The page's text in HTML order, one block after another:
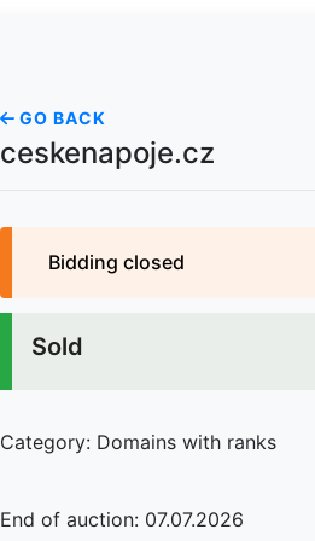
GO BACK
ceskenapoje.cz
Bidding closed
Sold
Category: Domains with ranks
End of auction: 07.07.2026